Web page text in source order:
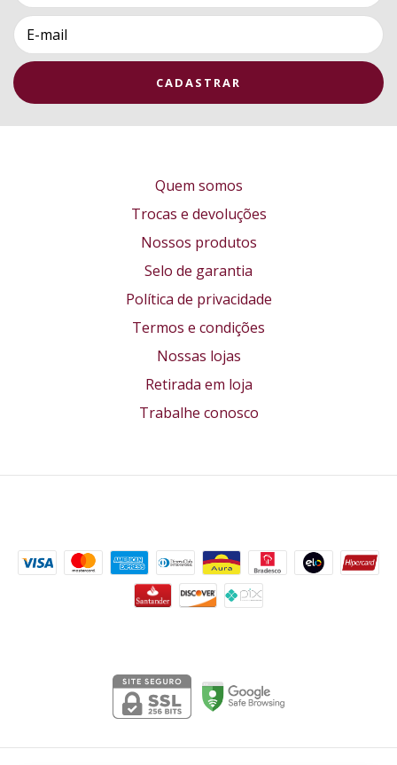
Quem somos
Trocas e devoluções
Nossos produtos
Selo de garantia
Política de privacidade
Termos e condições
Nossas lojas
Retirada em loja
Trabalhe conosco